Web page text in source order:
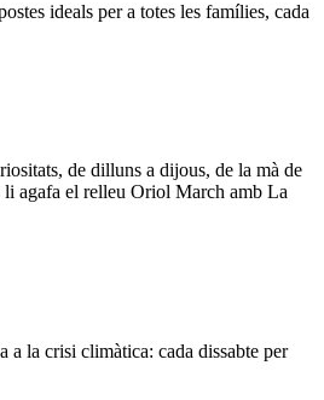
ideals per a totes les famílies, cada
de dilluns a dijous, de la mà de
li agafa el relleu Oriol March amb La
a la crisi climàtica: cada dissabte per